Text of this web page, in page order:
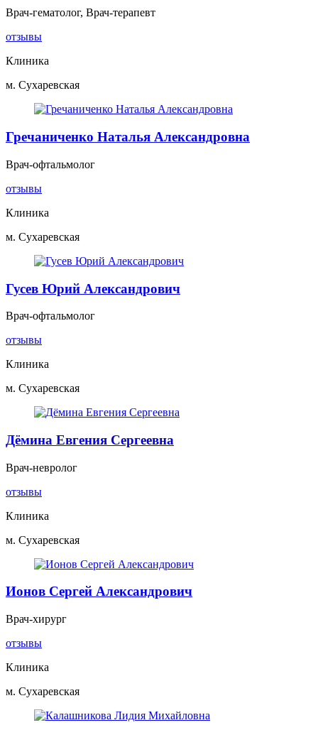
Врач-гематолог, Врач-терапевт
отзывы
Клиника
м. Сухаревская
Гречаниченко Наталья Александровна
Врач-офтальмолог
отзывы
Клиника
м. Сухаревская
Гусев Юрий Александрович
Врач-офтальмолог
отзывы
Клиника
м. Сухаревская
Дёмина Евгения Сергеевна
Врач-невролог
отзывы
Клиника
м. Сухаревская
Ионов Сергей Александрович
Врач-хирург
отзывы
Клиника
м. Сухаревская